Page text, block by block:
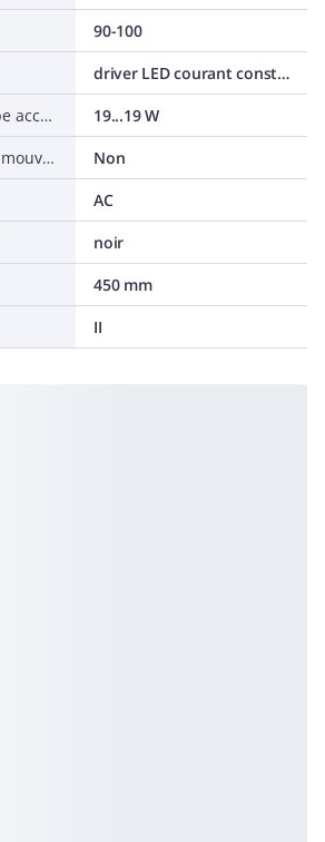
90-100
driver LED courant constant
Puissance de lampe acceptée
19...19 W
Avec détecteur de mouvement
Non
AC
noir
450 mm
II